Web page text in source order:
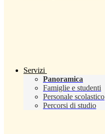
Servizi
Panoramica
Famiglie e studenti
Personale scolastico
Percorsi di studio